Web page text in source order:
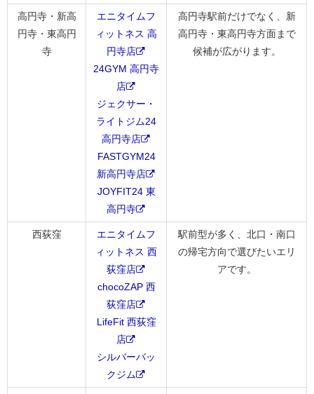
高円寺・新高
円寺・東高円
寺
エニタイムフ
ィットネス 高
円寺店
24GYM 高円寺
店
ジェクサー・
ライトジム24
高円寺店
FASTGYM24
新高円寺店
JOYFIT24 東
高円寺
高円寺駅前だけでなく、新
高円寺・東高円寺方面まで
候補が広がります。
西荻窪
エニタイムフ
ィットネス 西
荻窪店
chocoZAP 西
荻窪店
LifeFit 西荻窪
店
シルバーバッ
クジム
駅前型が多く、北口・南口
の帰宅方向で選びたいエリ
アです。